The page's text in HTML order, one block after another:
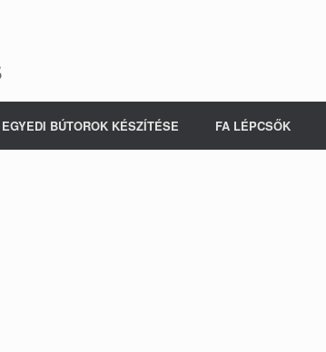
EGYEDI BÚTOROK KÉSZÍTÉSE FA LÉPCSŐK